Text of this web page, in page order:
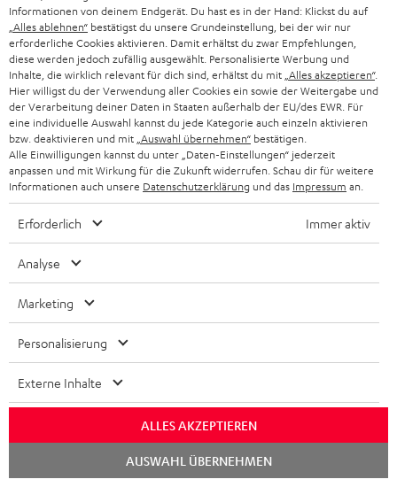
Teufel Blog
Audio-Technologien, HiFi-Trends, Tipps & Tricks
Teufel Support
Häufige Fragen
Kontakt
Store Finder
Erlebe unsere Produkte hautnah und lass dich persönlich
im Store beraten.
Informationen von deinem Endgerät. Du hast es in der Hand: Klickst du auf
„Alles ablehnen“ bestätigst du unsere Grundeinstellung, bei der wir nur
erforderliche Cookies aktivieren. Damit erhältst du zwar Empfehlungen,
diese werden jedoch zufällig ausgewählt. Personalisierte Werbung und
Inhalte, die wirklich relevant für dich sind, erhältst du mit „Alles akzeptieren“.
Hier willigst du der Verwendung aller Cookies ein sowie der Weitergabe und
der Verarbeitung deiner Daten in Staaten außerhalb der EU/des EWR. Für
eine individuelle Auswahl kannst du jede Kategorie auch einzeln aktivieren
bzw. deaktivieren und mit „Auswahl übernehmen“ bestätigen.
Alle Einwilligungen kannst du unter „Daten-Einstellungen“ jederzeit
anpassen und mit Wirkung für die Zukunft widerrufen. Schau dir für weitere
Informationen auch unsere Datenschutzerklärung und das Impressum an.
Erforderlich Immer aktiv
Analyse
Marketing
Personalisierung
Externe Inhalte
ALLES AKZEPTIEREN
AUSWAHL ÜBERNEHMEN